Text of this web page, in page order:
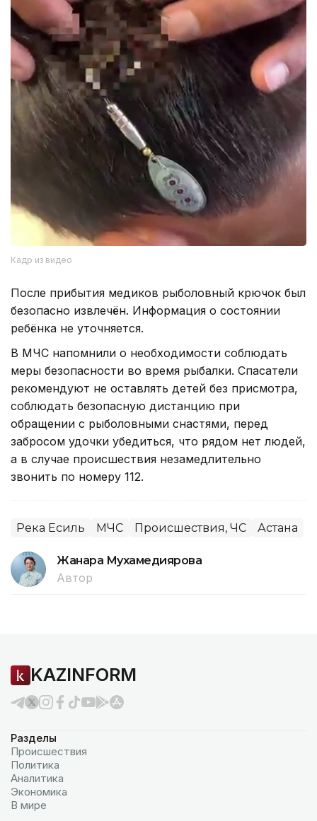
Кадр из видео
После прибытия медиков рыболовный крючок был
безопасно извлечён. Информация о состоянии
ребёнка не уточняется.
В МЧС напомнили о необходимости соблюдать
меры безопасности во время рыбалки. Спасатели
рекомендуют не оставлять детей без присмотра,
соблюдать безопасную дистанцию при
обращении с рыболовными снастями, перед
забросом удочки убедиться, что рядом нет людей,
а в случае происшествия незамедлительно
звонить по номеру 112.
Река Есиль МЧС Происшествия, ЧС Астана
Жанара Мухамедиярова
Автор
KAZINFORM
Разделы
Происшествия
Политика
Аналитика
Экономика
В мире